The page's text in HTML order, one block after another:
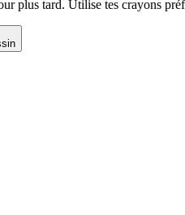
plus tard. Utilise tes crayons